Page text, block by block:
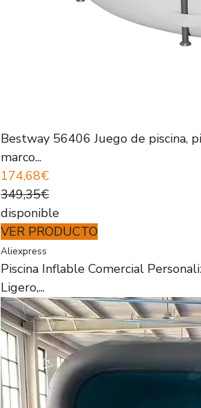
Bestway 56406 Juego de piscina,
marco...
174,68€
349,35€
disponible
VER PRODUCTO
Aliexpress
Piscina Inflable Comercial
Ligero,...